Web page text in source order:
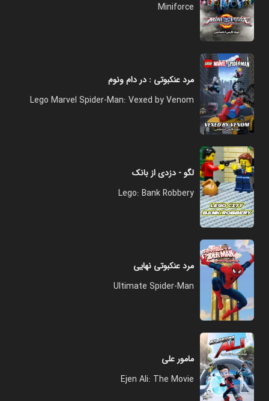
Miniforce
مرد عنکبوتی : در دام ونوم
Lego Marvel Spider-Man: Vexed by Venom
لگو - دزدی از بانک
Lego: Bank Robbery
مرد عنکبوتی نهایی
Ultimate Spider-Man
مامور علی
Ejen Ali: The Movie